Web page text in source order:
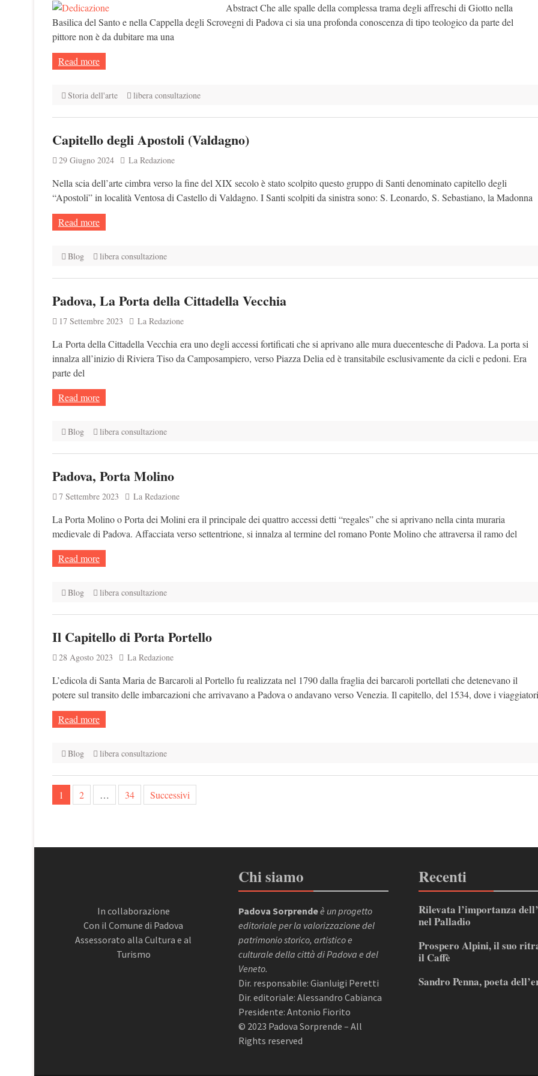
Abstract Che alle spalle della complessa trama degli affreschi di Giotto nella
Basilica del Santo e nella Cappella degli Scrovegni di Padova ci sia una profonda conoscenza di tipo teologico da parte del
pittore non è da dubitare ma una
Read more
Storia dell'arte libera consultazione
Capitello degli Apostoli (Valdagno)
29 Giugno 2024 La Redazione
Nella scia dell’arte cimbra verso la fine del XIX secolo è stato scolpito questo gruppo di Santi denominato capitello degli
“Apostoli” in località Ventosa di Castello di Valdagno. I Santi scolpiti da sinistra sono: S. Leonardo, S. Sebastiano, la Madonna
Read more
Blog libera consultazione
Padova, La Porta della Cittadella Vecchia
17 Settembre 2023 La Redazione
La Porta della Cittadella Vecchia era uno degli accessi fortificati che si aprivano alle mura duecentesche di Padova. La porta si
innalza all’inizio di Riviera Tiso da Camposampiero, verso Piazza Delia ed è transitabile esclusivamente da cicli e pedoni. Era
parte del
Read more
Blog libera consultazione
Padova, Porta Molino
7 Settembre 2023 La Redazione
La Porta Molino o Porta dei Molini era il principale dei quattro accessi detti “regales” che si aprivano nella cinta muraria
medievale di Padova. Affacciata verso settentrione, si innalza al termine del romano Ponte Molino che attraversa il ramo del
Read more
Blog libera consultazione
Il Capitello di Porta Portello
28 Agosto 2023 La Redazione
L’edicola di Santa Maria de Barcaroli al Portello fu realizzata nel 1790 dalla fraglia dei barcaroli portellati che detenevano il
potere sul transito delle imbarcazioni che arrivavano a Padova o andavano verso Venezia. Il capitello, del 1534, dove i viaggiatori
Read more
Blog libera consultazione
Navigazione
articoli
1 2 … 34 Successivi
In collaborazione
Con il Comune di Padova
Assessorato alla Cultura e al
Turismo
Chi siamo
Padova Sorprendeè un progetto
editoriale per la valorizzazione del
patrimonio storico, artistico e
culturale della città di Padova e del
Veneto.
Dir. responsabile: Gianluigi Peretti
Dir. editoriale: Alessandro Cabianca
Presidente: Antonio Fiorito
© 2023 Padova Sorprende – All
Rights reserved
Recenti
Rilevata l’importanza
nel Palladio
Prospero Alpini, il suo
il Caffè
Sandro Penna, poeta